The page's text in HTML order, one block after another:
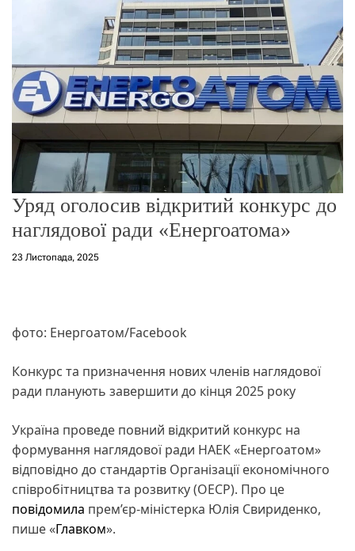
о
р
е
ж
и
м
у
Уряд оголосив відкритий конкурс до
наглядової ради «Енергоатома»
23 Листопада, 2025
фото: Енергоатом/Facebook
Конкурс та призначення нових членів наглядової
ради планують завершити до кінця 2025 року
Україна проведе повний відкритий конкурс на
формування наглядової ради НАЕК «Енергоатом»
відповідно до стандартів Організації економічного
співробітництва та розвитку (ОЕСР). Про це
повідомила прем’єр-міністерка Юлія Свириденко,
пише «Главком».